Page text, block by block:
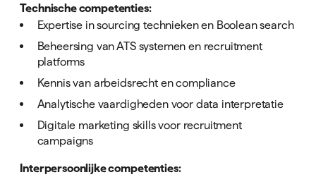
Technische competenties:
Expertise in sourcing technieken en Boolean search
Beheersing van ATS systemen en recruitment
platforms
Kennis van arbeidsrecht en compliance
Analytische vaardigheden voor data interpretatie
Digitale marketing skills voor recruitment
campaigns
Interpersoonlijke competenties: